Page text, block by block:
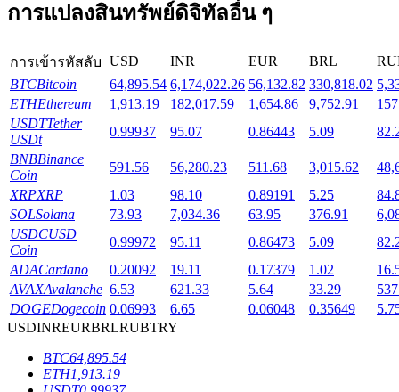
การล็อค BTR
เงินกู้
บริการยืมเงินที่ได้รับการสนับสนุนจาก Crypto
การแปลงสินทรัพย์ดิจิทัลอื่น ๆ
การเข้ารหัสลับ USD INR EUR BRL
BTCBitcoin 64,895.54 6,174,022.26 56,132.82 330,818.02
ETHEthereum 1,913.19 182,017.59 1,654.86 9,752.91
USDTTether
USDt
0.99937 95.07 0.86443 5.09
BNBBinance
Coin
591.56 56,280.23 511.68 3,015.62
XRPXRP 1.03 98.10 0.89191 5.25
SOLSolana 73.93 7,034.36 63.95 376.91
USDCUSD
Coin
0.99972 95.11 0.86473 5.09
ADACardano 0.20092 19.11 0.17379 1.02
AVAXAvalanche 6.53 621.33 5.64 33.29
DOGEDogecoin 0.06993 6.65 0.06048 0.35649
USDINREURBRLRUBTRY
BTC64,895.54
ETH1,913.19